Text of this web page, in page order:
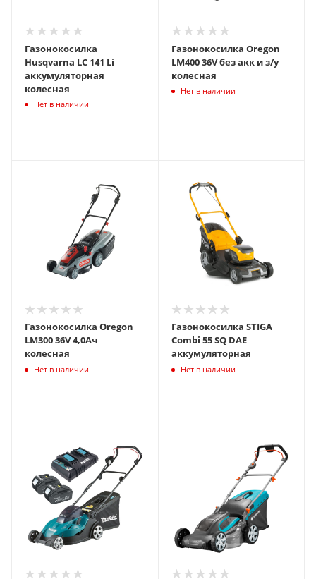
Газонокосилка
Husqvarna LC 141 Li
аккумуляторная
колесная
Нет в наличии
Газонокосилка Oregon
LM400 36V без акк и з/у
колесная
Нет в наличии
Газонокосилка Oregon
LM300 36V 4,0Ач
колесная
Нет в наличии
Газонокосилка STIGA
Combi 55 SQ DAE
аккумуляторная
Нет в наличии